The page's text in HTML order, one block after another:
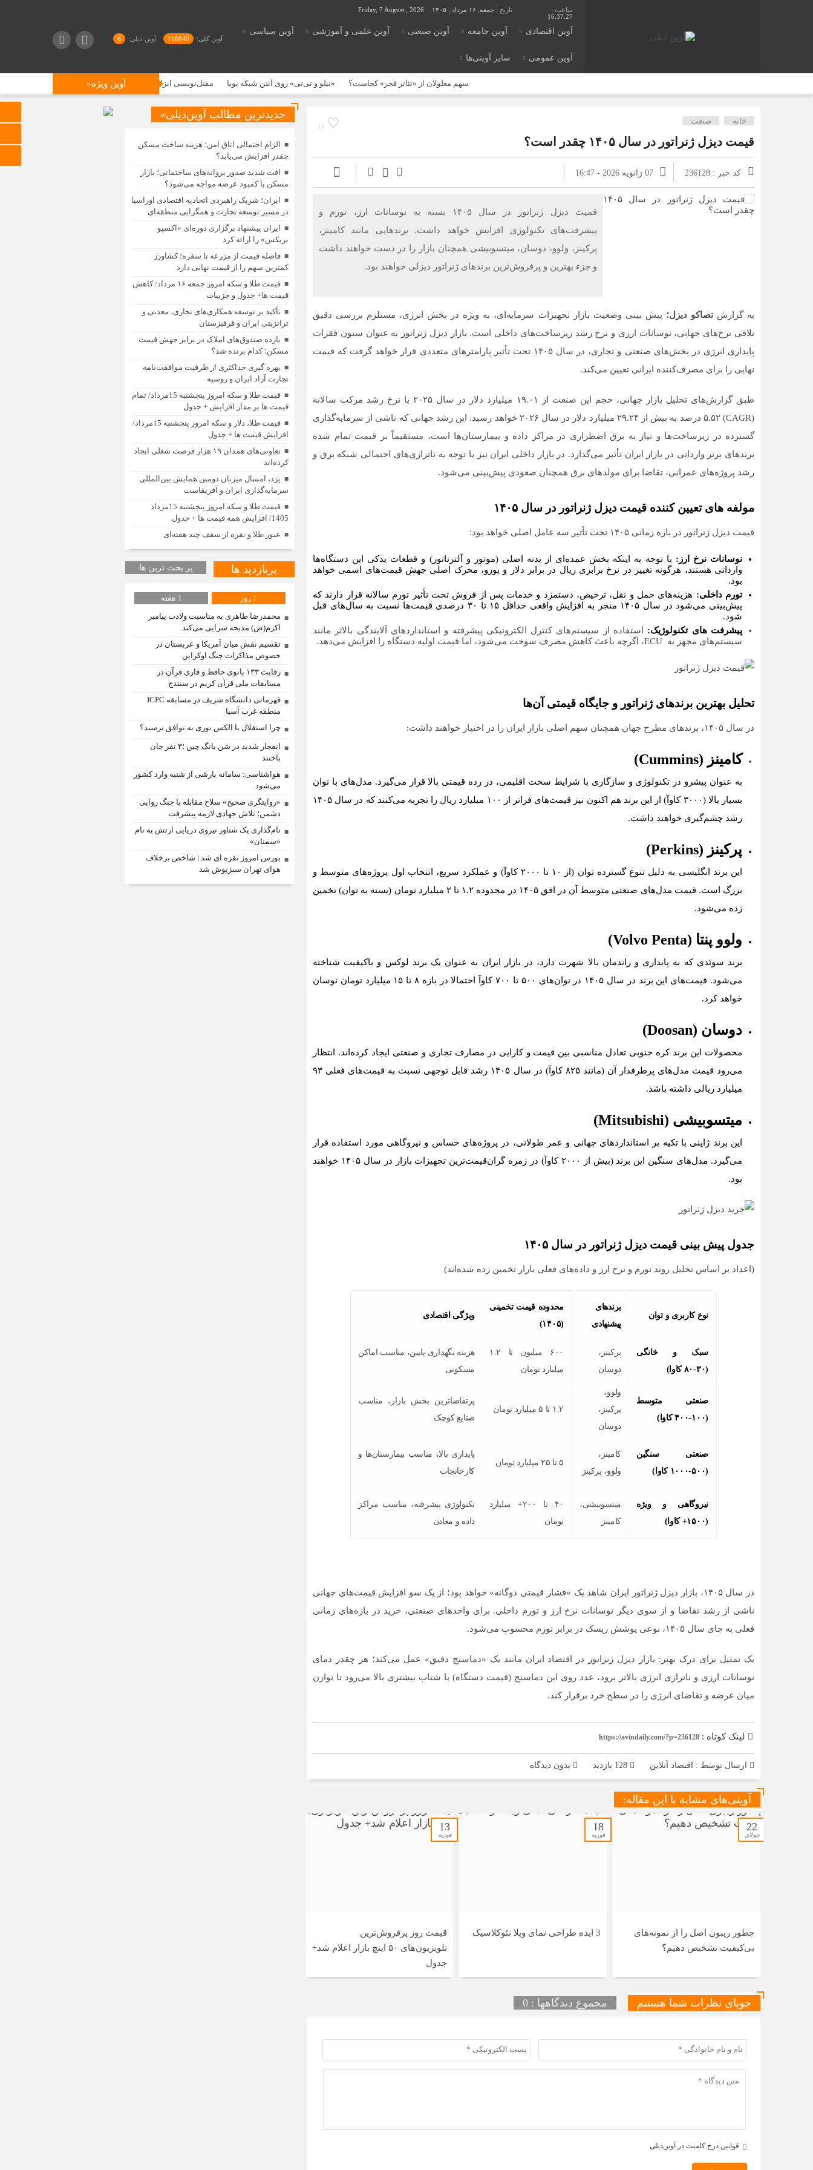
16:37:28
تاریخ : جمعه, ۱۶ مرداد , ۱۴۰۵ Friday, 7 August , 2026
آوین اقتصادی آوین جامعه آوین صنعتی آوین علمی و آموزشی آوین سیاسی
آوین عمومی سایر آوینی‌ها
آوین کلی: 118840 آوین دیلی: 6
آوین ویژه» سهم معلولان از «تئاتر فجر» کجاست؟ «نیلو و تی‌تی» روی آنتن شبکه پویا مقتل‌نویسی ابزاری برای ایجاد همبستگی اجتماعی و تقویت هویت دینی است
11
خانه صنعت
قیمت دیزل ژنراتور در سال ۱۴۰۵ چقدر است؟
کد خبر : 236128 07 ژانویه 2026 - 16:47
قمیت دیزل ژنراتور در سال ۱۴۰۵ بسته به نوسانات ارز، تورم و
پیشرفت‌های تکنولوژی افزایش خواهد داشت. برند‌هایی مانند کامینز،
پرکینز، ولوو، دوسان، میتسوبیشی همچنان بازار را در دست خواهند داشت
و جزء بهترین و پرفروش‌ترین برند‌های ژنراتور دیزلی خواهند بود.
به گزارشتصاکو دیزل؛ پیش‌ بینی وضعیت بازار تجهیزات سرمایه‌ای، به‌ ویژه در بخش انرژی، مستلزم بررسی دقیق
تلاقی نرخ‌های جهانی، نوسانات ارزی و نرخ رشد زیرساخت‌های داخلی است. بازار دیزل ژنراتور به عنوان ستون فقرات
پایداری انرژی در بخش‌های صنعتی و تجاری، در سال ۱۴۰۵ تحت تأثیر پارامترهای متعددی قرار خواهد گرفت که قیمت
نهایی را برای مصرف‌کننده ایرانی تعیین می‌کند.
طبق گزارش‌های تحلیل بازار جهانی، حجم این صنعت از ۱۹.۰۱ میلیارد دلار در سال ۲۰۲۵ با نرخ رشد مرکب سالانه
(CAGR) ۵.۵۲ درصد به بیش از ۲۹.۲۴ میلیارد دلار در سال ۲۰۲۶ خواهد رسید. این رشد جهانی که ناشی از سرمایه‌گذاری
گسترده در زیرساخت‌ها و نیاز به برق اضطراری در مراکز داده و بیمارستان‌ها است، مستقیماً بر قیمت تمام شده
برند‌های برتر وارداتی در بازار ایران تأثیر می‌گذارد. در بازار داخلی ایران نیز با توجه به ناترازی‌های احتمالی شبکه برق و
رشد پروژه‌های عمرانی، تقاضا برای مولد‌های برق همچنان صعودی پیش‌بینی می‌شود.
مولفه‌ های تعیین‌ کننده قیمت دیزل ژنراتور در سال ۱۴۰۵
قیمت دیزل ژنراتور در بازه زمانی ۱۴۰۵ تحت تأثیر سه عامل اصلی خواهد بود:
نوسانات نرخ ارز: با توجه به اینکه بخش عمده‌ای از بدنه اصلی (موتور و آلترناتور) و قطعات یدکی این دستگاه‌ها
وارداتی هستند، هرگونه تغییر در نرخ برابری ریال در برابر دلار و یورو، محرک اصلی جهش قیمت‌های اسمی خواهد
بود.
تورم داخلی: هزینه‌های حمل‌ و نقل، ترخیص، دستمزد و خدمات پس از فروش تحت تأثیر تورم سالانه قرار دارند که
پیش‌بینی می‌شود در سال ۱۴۰۵ منجر به افزایش واقعی حداقل ۱۵ تا ۳۰ درصدی قیمت‌ها نسبت به سال‌های قبل
شود.
پیشرفت‌ های تکنولوژیک: استفاده از سیستم‌های کنترل الکترونیکی پیشرفته و استانداردهای آلایندگی بالاتر مانند
سیستم‌های مجهز به ECU، اگرچه باعث کاهش مصرف سوخت می‌شود، اما قیمت اولیه دستگاه را افزایش می‌دهد.
تحلیل بهترین برندهای ژنراتور و جایگاه قیمتی آن‌ها
در سال ۱۴۰۵، برندهای مطرح جهان همچنان سهم اصلی بازار ایران را در اختیار خواهند داشت:
کامینز (Cummins)
به عنوان پیشرو در تکنولوژی و سازگاری با شرایط سخت اقلیمی، در رده قیمتی بالا قرار می‌گیرد. مدل‌های با توان
بسیار بالا (۳۰۰۰ کاوآ) از این برند هم‌ اکنون نیز قیمت‌های فراتر از ۱۰۰ میلیارد ریال را تجربه می‌کنند که در سال ۱۴۰۵
رشد چشم‌گیری خواهند داشت.
پرکینز (Perkins)
این برند انگلیسی به دلیل تنوع گسترده توان (از ۱۰ تا ۲۰۰۰ کاوآ) و عملکرد سریع، انتخاب اول پروژه‌های متوسط و
بزرگ است. قیمت مدل‌های صنعتی متوسط آن در افق ۱۴۰۵ در محدوده ۱.۲ تا ۲ میلیارد تومان (بسته به توان) تخمین
زده می‌شود.
ولوو پنتا (Volvo Penta)
برند سوئدی که به پایداری و راندمان بالا شهرت دارد، در بازار ایران به عنوان یک برند لوکس و باکیفیت شناخته
می‌شود. قیمت‌های این برند در سال ۱۴۰۵ در توان‌های ۵۰۰ تا ۷۰۰ کاوآ احتمالا در بازه ۸ تا ۱۵ میلیارد تومان نوسان
خواهد کرد.
دوسان (Doosan)
محصولات این برند کره جنوبی تعادل مناسبی بین قیمت و کارایی در مصارف تجاری و صنعتی ایجاد کرده‌اند. انتظار
می‌رود قیمت مدل‌های پرطرفدار آن (مانند ۸۲۵ کاوآ) در سال ۱۴۰۵ رشد قابل توجهی نسبت به قیمت‌های فعلی ۹۳
میلیارد ریالی داشته باشد.
میتسوبیشی (Mitsubishi)
این برند ژاپنی با تکیه بر استانداردهای جهانی و عمر طولانی، در پروژه‌های حساس و نیروگاهی مورد استفاده قرار
می‌گیرد. مدل‌های سنگین این برند (بیش از ۲۰۰۰ کاوآ) در زمره گران‌قیمت‌ترین تجهیزات بازار در سال ۱۴۰۵ خواهند
بود.
جدول پیش بینی قیمت دیزل ژنراتور در سال ۱۴۰۵
(اعداد بر اساس تحلیل روند تورم و نرخ ارز و داده‌های فعلی بازار تخمین زده شده‌اند)
نوع کاربری و توان
برندهای
پیشنهادی
محدوده قیمت تخمینی
(۱۴۰۵)
ویژگی اقتصادی
سبک و خانگی
(۳۰-۸۰ کاوا)
پرکینز،
دوسان
۶۰۰ میلیون تا ۱.۲
میلیارد تومان
هزینه نگهداری پایین، مناسب اماکن
مسکونی
صنعتی متوسط
(۱۰۰-۴۰۰ کاوا)
ولوو،
پرکینز،
دوسان
۱.۲ تا ۵ میلیارد تومان
پرتقاضاترین بخش بازار، مناسب
صنایع کوچک
صنعتی سنگین
(۵۰۰-۱۰۰۰ کاوا)
کامینز،
ولوو، پرکینز
۵ تا ۲۵ میلیارد تومان
پایداری بالا، مناسب بیمارستان‌ها و
کارخانجات
نیروگاهی و ویژه
(۱۵۰۰+ کاوا)
میتسوبیشی،
کامینز
۴۰ تا ۲۰۰+ میلیارد
تومان
تکنولوژی پیشرفته، مناسب مراکز
داده و معادن
در سال ۱۴۰۵، بازار دیزل ژنراتور ایران شاهد یک «فشار قیمتی دوگانه» خواهد بود؛ از یک سو افزایش قیمت‌های جهانی
ناشی از رشد تقاضا و از سوی دیگر نوسانات نرخ ارز و تورم داخلی. برای واحدهای صنعتی، خرید در بازه‌های زمانی
فعلی به جای سال ۱۴۰۵، نوعی پوشش ریسک در برابر تورم محسوب می‌شود.
یک تمثیل برای درک بهتر: بازار دیزل ژنراتور در اقتصاد ایران مانند یک «دماسنج دقیق» عمل می‌کند؛ هر چقدر دمای
نوسانات ارزی و ناترازی انرژی بالاتر برود، عدد روی این دماسنج (قیمت دستگاه) با شتاب بیشتری بالا می‌رود تا توازن
میان عرضه و تقاضای انرژی را در سطح خرد برقرار کند.
لینک کوتاه : https://avindaily.com/?p=236128
ارسال توسط : اقتصاد آنلاین بدون دیدگاه
آوینی‌های مشابه با این مقاله:
22
جولای
چطور ریبون اصل را از نمونه‌های
بی‌کیفیت تشخیص دهیم؟
18
فوریه
3 ایده طراحی نمای ویلا نئوکلاسیک
13
فوریه
قیمت روز پرفروش‌ترین
تلویزیون‌های ۵۰ اینچ بازار اعلام شد+
جدول
جویای نظرات شما هستیم مجموع دیدگاهها : 0
قوانین درج کامنت در آوین‌دیلی
جدیدترین مطالب آوین‌دیلی»
الزام احتمالی اتاق امن؛ هزینه ساخت مسکن
چقدر افزایش می‌یابد؟
افت شدید صدور پروانه‌های ساختمانی؛ بازار
مسکن با کمبود عرضه مواجه می‌شود؟
ایران؛ شریک راهبردی اتحادیه اقتصادی اوراسیا
در مسیر توسعه تجارت و همگرایی منطقه‌ای
ایران پیشنهاد برگزاری دوره‌ای «اکسپو
بریکس» را ارائه کرد
فاصله قیمت از مزرعه تا سفره؛ کشاورز
کمترین سهم را از قیمت نهایی دارد
قیمت طلا و سکه امروز جمعه ۱۶ مرداد/ کاهش
قیمت ها+ جدول و جزییات
تأکید بر توسعه همکاری‌های تجاری، معدنی و
ترانزیتی ایران و قرقیزستان
بازده صندوق‌های املاک در برابر جهش قیمت
مسکن؛ کدام برنده شد؟
بهره گیری حداکثری از ظرفیت موافقت‌نامه
تجارت آزاد ایران و روسیه
قیمت طلا و سکه امروز پنجشنبه 15مرداد/ تمام
قیمت ها بر مدار افزایش + جدول
قیمت طلا، دلار و سکه امروز پنجشنبه 15مرداد/
افزایش قیمت ها + جدول
تعاونی‌های همدان ۱۹ هزار فرصت شغلی ایجاد
کرده‌اند
یزد، امسال میزبان دومین همایش بین‌المللی
سرمایه‌گذاری ایران و آفریقاست
قیمت طلا و سکه امروز پنجشنبه 15مرداد
1405/ افزایش همه قیمت ها + جدول
عبور طلا و نقره از سقف چند هفته‌ای
پربازدید ها پر بحث ترین ها
1 روز
1 هفته
محمدرضا طاهری به مناسبت ولادت پیامبر
اکرم(ص) مدیحه سرایی می‌کند
تقسیم نقش میان آمریکا و عربستان در
خصوص مذاکرات جنگ اوکراین
رقابت ۱۳۳ بانوی حافظ و قاری قرآن در
مسابقات ملی قرآن کریم در سنندج
قهرمانی دانشگاه شریف در مسابقه ICPC
منطقه غرب آسیا
چرا استقلال با الکس نوری به توافق نرسید؟
انفجار شدید در شن یانگ چین ؛۳ نفر جان
باختند
هواشناسی: سامانه بارشی از شنبه وارد کشور
می‌شود
«روایتگری صحیح» سلاح مقابله با جنگ روایی
دشمن؛ تلاش جهادی لازمه پیشرفت
نام‌گذاری یک شناور نیروی دریایی ارتش به نام
«سمنان»
بورس امروز نقره ای شد | شاخص برخلاف
هوای تهران سبزپوش شد